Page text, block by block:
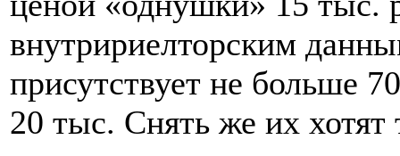
внутририелторским
присутствует не больше
20 тыс. Снять же их